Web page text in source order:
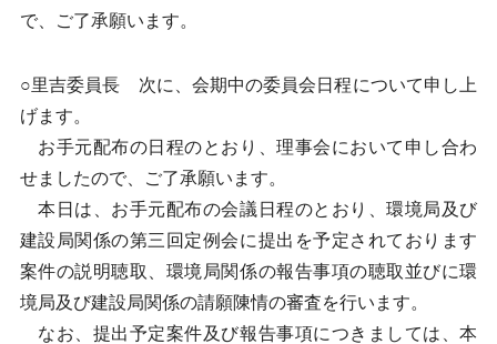
で、ご了承願います。
○里吉委員長 次に、会期中の委員会日程について申し上
げます。
お手元配布の日程のとおり、理事会において申し合わ
せましたので、ご了承願います。
本日は、お手元配布の会議日程のとおり、環境局及び
建設局関係の第三回定例会に提出を予定されております
案件の説明聴取、環境局関係の報告事項の聴取並びに環
境局及び建設局関係の請願陳情の審査を行います。
なお、提出予定案件及び報告事項につきましては、本